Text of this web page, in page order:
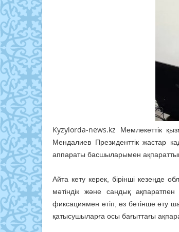
Kyzylorda-news.kz Мемлекеттік
Мендалиев Президенттік жастар
аппараты басшыларымен
Айта кету керек, бірінші кезеңде
мәтіндік және сандық
фиксациямен өтіп, өз бетінше өту
қатысушыларға осы бағыттағы